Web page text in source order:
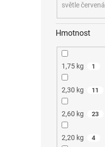
světle červená
Hmotnost
1,75 kg 1
2,30 kg 11
2,60 kg 23
2,20 kg 4